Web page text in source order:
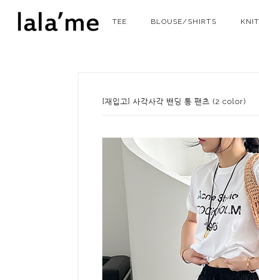
TEE BLOUSE/SHIRTS KNIT
[재입고] 사각사각 밴딩 통 팬츠 (2 color)